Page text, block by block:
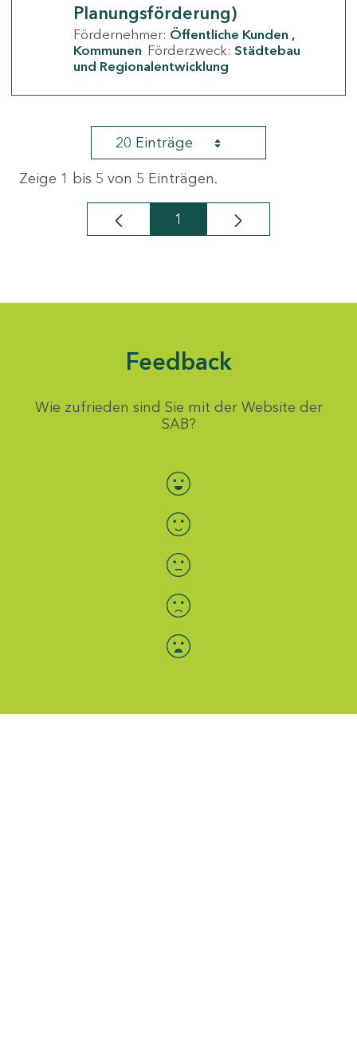
Planungsförderung)
Fördernehmer: Öffentliche Kunden
Kommunen Förderzweck: Städtebau
und Regionalentwicklung
20 Einträge
Zeige 1 bis 5 von 5 Einträgen.
Seite
1
Feedback
Wie zufrieden sind Sie mit der Website der
SAB?
Bewertung auswählen